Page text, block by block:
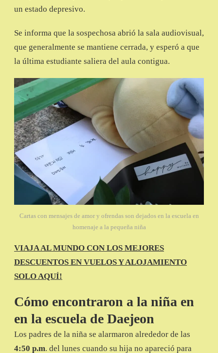
un estado depresivo.
Se informa que la sospechosa abrió la sala audiovisual,
que generalmente se mantiene cerrada, y esperó a que
la última estudiante saliera del aula contigua.
Cartas con mensajes de amor y ofrendas son dejados en la escuela en
homenaje a la pequeña niña
VIAJA AL MUNDO CON LOS MEJORES
DESCUENTOS EN VUELOS Y ALOJAMIENTO
SOLO AQUÍ!
Cómo encontraron a la niña en
en la escuela de Daejeon
Los padres de la niña se alarmaron alrededor de las
4:50 p.m. del lunes cuando su hija no apareció para